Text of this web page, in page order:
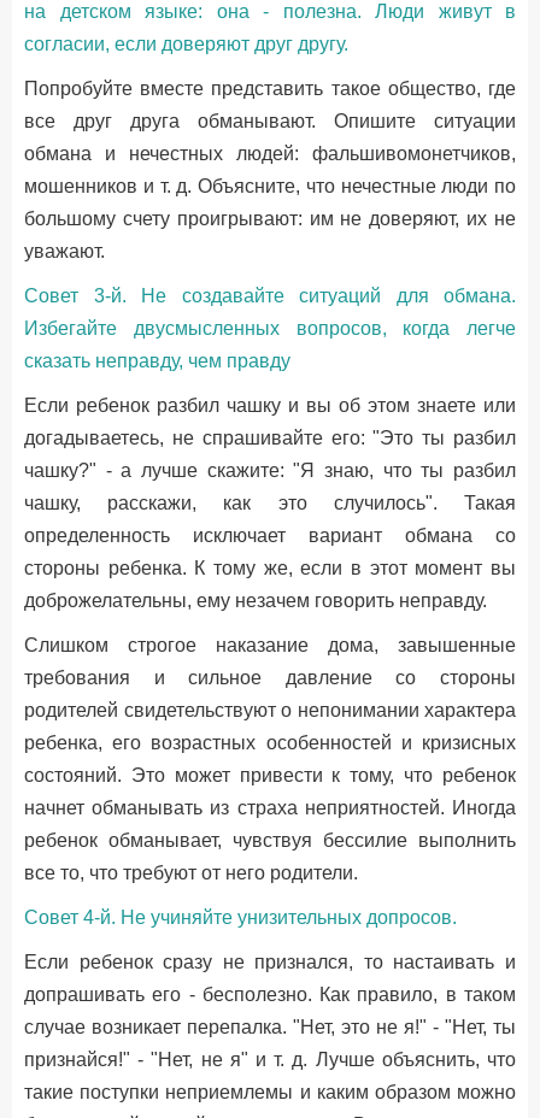
на детском языке: она - полезна. Люди живут в
согласии, если доверяют друг другу.
Попробуйте вместе представить такое общество, где
все друг друга обманывают. Опишите ситуации
обмана и нечестных людей: фальшивомонетчиков,
мошенников и т. д. Объясните, что нечестные люди по
большому счету проигрывают: им не доверяют, их не
уважают.
Совет 3-й. Не создавайте ситуаций для обмана.
Избегайте двусмысленных вопросов, когда легче
сказать неправду, чем правду
Если ребенок разбил чашку и вы об этом знаете или
догадываетесь, не спрашивайте его: "Это ты разбил
чашку?" - а лучше скажите: "Я знаю, что ты разбил
чашку, расскажи, как это случилось". Такая
определенность исключает вариант обмана со
стороны ребенка. К тому же, если в этот момент вы
доброжелательны, ему незачем говорить неправду.
Слишком строгое наказание дома, завышенные
требования и сильное давление со стороны
родителей свидетельствуют о непонимании характера
ребенка, его возрастных особенностей и кризисных
состояний. Это может привести к тому, что ребенок
начнет обманывать из страха неприятностей. Иногда
ребенок обманывает, чувствуя бессилие выполнить
все то, что требуют от него родители.
Совет 4-й. Не учиняйте унизительных допросов.
Если ребенок сразу не признался, то настаивать и
допрашивать его - бесполезно. Как правило, в таком
случае возникает перепалка. "Нет, это не я!" - "Нет, ты
признайся!" - "Нет, не я" и т. д. Лучше объяснить, что
такие поступки неприемлемы и каким образом можно